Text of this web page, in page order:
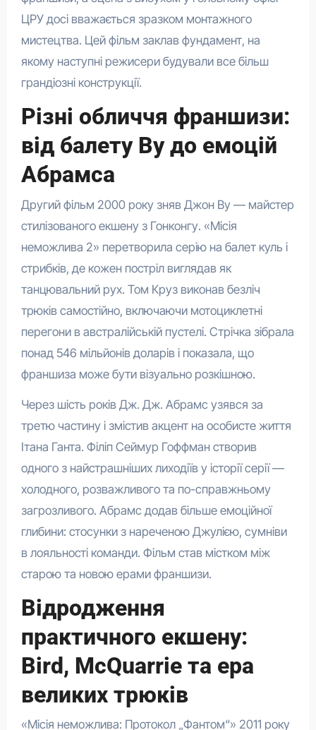
ЦРУ досі вважається зразком монтажного
мистецтва. Цей фільм заклав фундамент, на
якому наступні режисери будували все більш
грандіозні конструкції.
Різні обличчя франшизи:
від балету Ву до емоцій
Абрамса
Другий фільм 2000 року зняв Джон Ву — майстер
стилізованого екшену з Гонконгу. «Місія
неможлива 2» перетворила серію на балет куль і
стрибків, де кожен постріл виглядав як
танцювальний рух. Том Круз виконав безліч
трюків самостійно, включаючи мотоциклетні
перегони в австралійській пустелі. Стрічка зібрала
понад 546 мільйонів доларів і показала, що
франшиза може бути візуально розкішною.
Через шість років Дж. Дж. Абрамс узявся за
третю частину і змістив акцент на особисте життя
Ітана Ганта. Філіп Сеймур Гоффман створив
одного з найстрашніших лиходіїв у історії серії —
холодного, розважливого та по-справжньому
загрозливого. Абрамс додав більше емоційної
глибини: стосунки з нареченою Джулією, сумніви
в лояльності команди. Фільм став містком між
старою та новою ерами франшизи.
Відродження
практичного екшену:
Bird, McQuarrie та ера
великих трюків
«Місія неможлива: Протокол „Фантом“» 2011 року